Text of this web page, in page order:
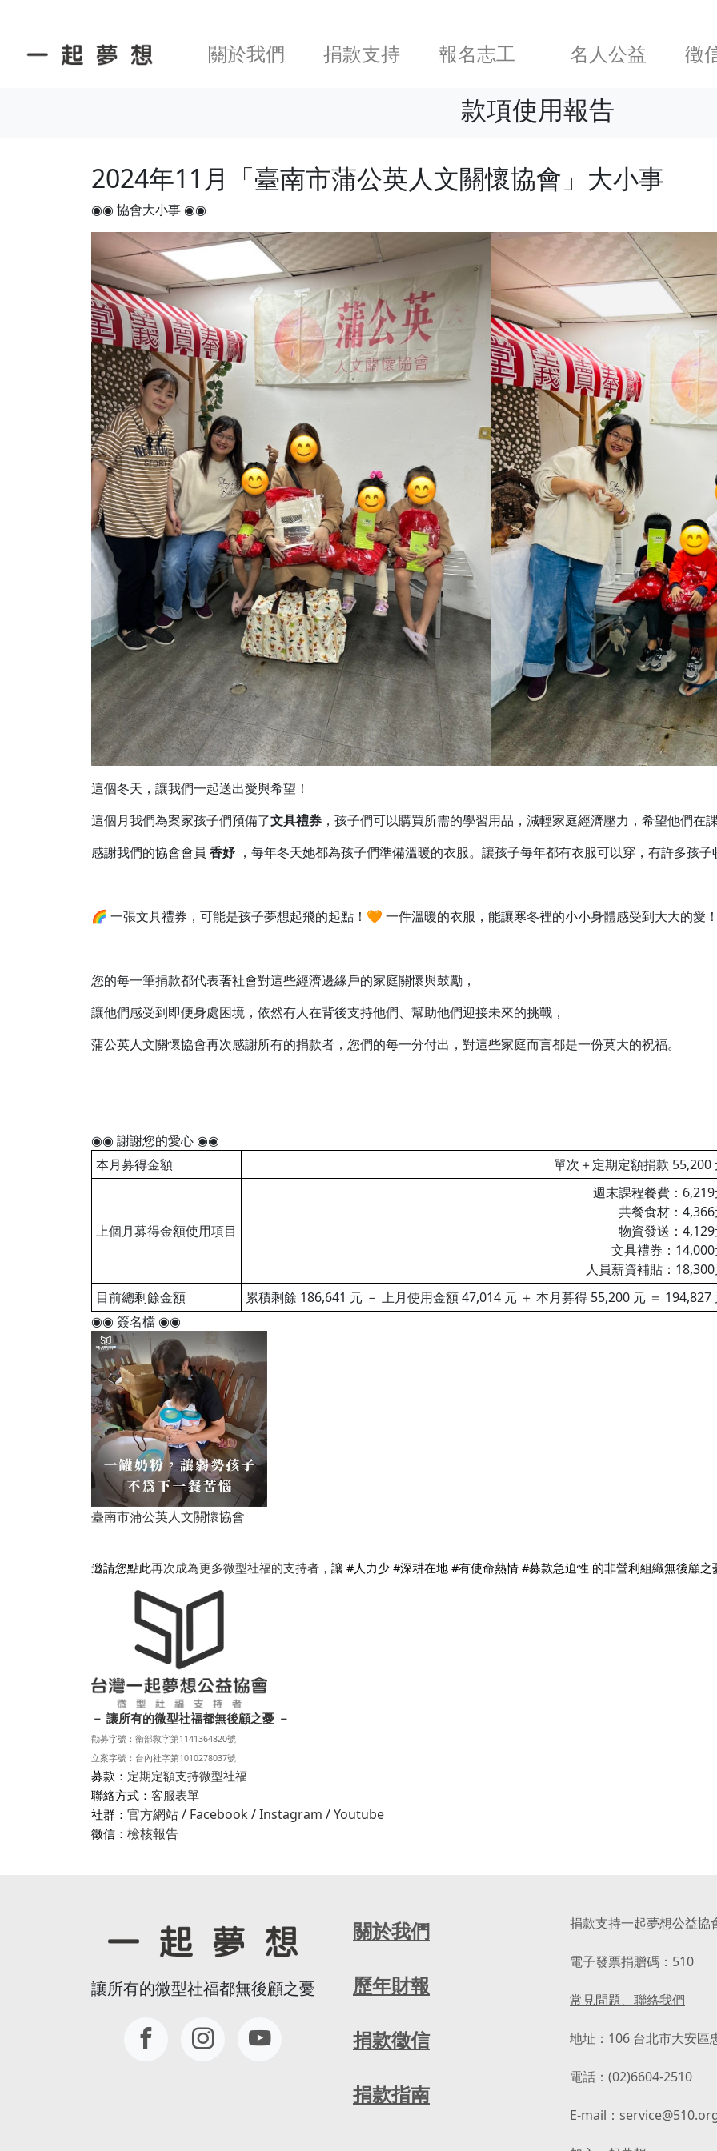
關於我們 捐款支持 報名志工 名人公益 徵
款項使用報告
2024年11月「臺南市蒲公英人文關懷協會」大小事
◉◉ 協會大小事 ◉◉
這個冬天，讓我們一起送出愛與希望！
這個月我們為案家孩子們預備了文具禮券 ，孩子們可以購買所需的學習用品，減輕家庭經濟壓力，希望他們在
感謝我們的協會會員 香妤 ，每年冬天她都為孩子們準備溫暖的衣服。讓孩子每年都有衣服可以穿，有許多孩
🌈 一張文具禮券，可能是孩子夢想起飛的起點！🧡 一件溫暖的衣服，能讓寒冬裡的小小身體感受到大大的愛！
您的每一筆捐款都代表著社會對這些經濟邊緣戶的家庭關懷與鼓勵，
讓他們感受到即便身處困境，依然有人在背後支持他們、幫助他們迎接未來的挑戰，
蒲公英人文關懷協會再次感謝所有的捐款者，您們的每一分付出，對這些家庭而言都是一份莫大的祝福。
◉◉ 謝謝您的愛心 ◉◉
本月募得金額
單次＋定期定額捐款 55,200
上個月募得金額使用項目
週末課程餐費：6,219
共餐食材：4,366
物資發送：4,129
文具禮券：14,000
人員薪資補貼：
目前總剩餘金額
累積剩餘 186,641 元 － 上月使用金額 47,014 元 ＋ 本月募得 55,200 元 ＝ 194,827
◉◉ 簽名檔 ◉◉
臺南市蒲公英人文關懷協會
邀請您點此再次成為更多微型社福的支持者 ，讓 #人力少 #深耕在地 #有使命熱情 #募款急迫性 的非營利組織無後顧之
－ 讓所有的微型社福都無後顧之憂 －
勸募字號：衛部救字第1141364820號
立案字號：台內社字第1010278037號
募款： 定期定額支持微型社福
聯絡方式： 客服表單
社群： 官方網站/ Facebook/Instagram /Youtube
徵信： 檢核報告
讓所有的微型社福都無後顧之憂
關於我們
歷年財報
捐款徵信
捐款指南
捐款支持一起夢想公益協
電子發票捐贈碼：510
常見問題、聯絡我們
地址：106 台北市大安區
電話：(02)6604-2510
E-mail：